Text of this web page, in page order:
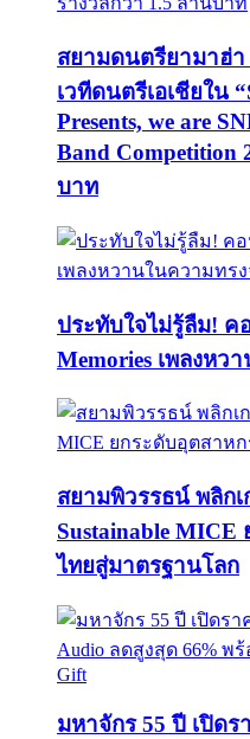
สยามดนตรียามาฮ่
เวทีดนตรีเอเชียใน
Presents, we are
Band Competition
บาท
ประทับใจไม่รู้ลืม! ค
Memories เพลงหว
สยามพิวรรธน์ พลิก
Sustainable
ไทยสู่มาตรฐานโลก
มหาจักร 55 ปี เปิด